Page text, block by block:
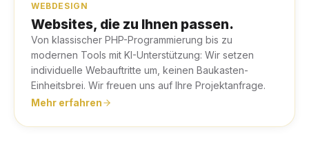
WEBDESIGN
Websites, die zu Ihnen passen.
Von klassischer PHP-Programmierung bis zu
modernen Tools mit KI-Unterstützung: Wir setzen
individuelle Webauftritte um, keinen Baukasten-
Einheitsbrei. Wir freuen uns auf Ihre Projektanfrage.
Mehr erfahren